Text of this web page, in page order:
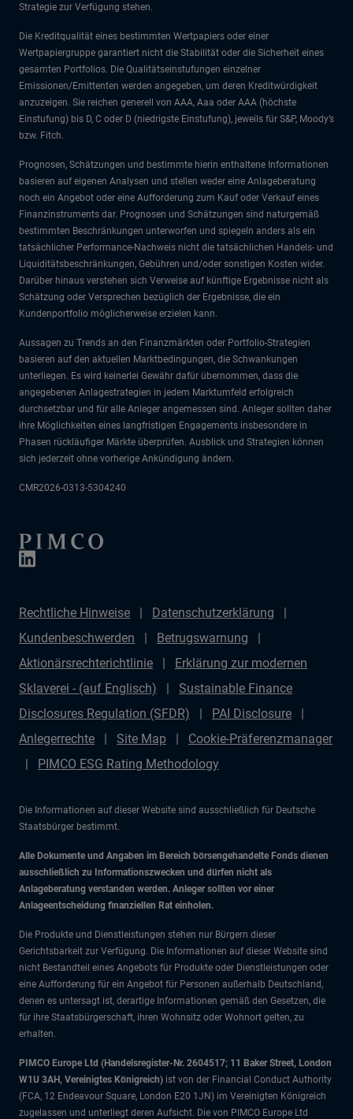
Strategie zur Verfügung stehen.
Die Kreditqualität eines bestimmten Wertpapiers oder einer
Wertpapiergruppe garantiert nicht die Stabilität oder die Sicherheit eines
gesamten Portfolios. Die Qualitätseinstufungen einzelner
Emissionen/Emittenten werden angegeben, um deren Kreditwürdigkeit
anzuzeigen. Sie reichen generell von AAA, Aaa oder AAA (höchste
Einstufung) bis D, C oder D (niedrigste Einstufung), jeweils für S&P, Moody’s
bzw. Fitch.
Prognosen, Schätzungen und bestimmte hierin enthaltene Informationen
basieren auf eigenen Analysen und stellen weder eine Anlageberatung
noch ein Angebot oder eine Aufforderung zum Kauf oder Verkauf eines
Finanzinstruments dar. Prognosen und Schätzungen sind naturgemäß
bestimmten Beschränkungen unterworfen und spiegeln anders als ein
tatsächlicher Performance-Nachweis nicht die tatsächlichen Handels- und
Liquiditätsbeschränkungen, Gebühren und/oder sonstigen Kosten wider.
Darüber hinaus verstehen sich Verweise auf künftige Ergebnisse nicht als
Schätzung oder Versprechen bezüglich der Ergebnisse, die ein
Kundenportfolio möglicherweise erzielen kann.
Aussagen zu Trends an den Finanzmärkten oder Portfolio-Strategien
basieren auf den aktuellen Marktbedingungen, die Schwankungen
unterliegen. Es wird keinerlei Gewähr dafür übernommen, dass die
angegebenen Anlagestrategien in jedem Marktumfeld erfolgreich
durchsetzbar und für alle Anleger angemessen sind. Anleger sollten daher
ihre Möglichkeiten eines langfristigen Engagements insbesondere in
Phasen rückläufiger Märkte überprüfen. Ausblick und Strategien können
sich jederzeit ohne vorherige Ankündigung ändern.
CMR2026-0313-5304240
Rechtliche Hinweise
Datenschutzerklärung
Kundenbeschwerden
Betrugswarnung
Aktionärsrechterichtlinie
Erklärung zur modernen
Sklaverei - (auf Englisch)
Sustainable Finance
Disclosures Regulation (SFDR)
PAI Disclosure
Anlegerrechte
Site Map
Cookie-Präferenzmanager
PIMCO ESG Rating Methodology
Die Informationen auf dieser Website sind ausschließlich für Deutsche
Staatsbürger bestimmt.
Alle Dokumente und Angaben im Bereich börsengehandelte Fonds dienen
ausschließlich zu Informationszwecken und dürfen nicht als
Anlageberatung verstanden werden. Anleger sollten vor einer
Anlageentscheidung finanziellen Rat einholen.
Die Produkte und Dienstleistungen stehen nur Bürgern dieser
Gerichtsbarkeit zur Verfügung. Die Informationen auf dieser Website sind
nicht Bestandteil eines Angebots für Produkte oder Dienstleistungen oder
eine Aufforderung für ein Angebot für Personen außerhalb Deutschland,
denen es untersagt ist, derartige Informationen gemäß den Gesetzen, die
für ihre Staatsbürgerschaft, ihren Wohnsitz oder Wohnort gelten, zu
erhalten.
PIMCO Europe Ltd (Handelsregister-Nr. 2604517; 11 Baker Street, London
W1U 3AH, Vereinigtes Königreich) ist von der Financial Conduct Authority
(FCA, 12 Endeavour Square, London E20 1JN) im Vereinigten Königreich
zugelassen und unterliegt deren Aufsicht. Die von PIMCO Europe Ltd